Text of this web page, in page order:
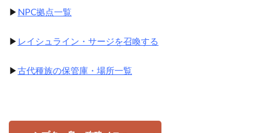
▶ NPC拠点一覧
▶ レイシュライン・サージを召喚する
▶古代種族の保管庫・場所一覧